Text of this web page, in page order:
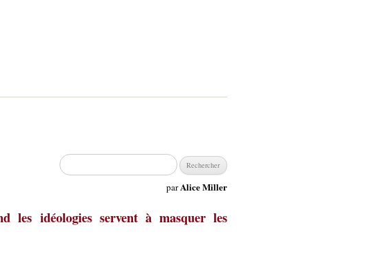
Rechercher :
parAlice Miller
les idéologies servent à masquer les